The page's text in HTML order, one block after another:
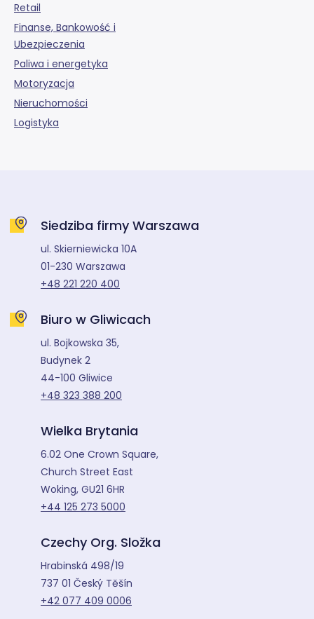
Retail
Finanse, Bankowość i
Ubezpieczenia
Paliwa i energetyka
Motoryzacja
Nieruchomości
Logistyka
Siedziba firmy Warszawa
ul. Skierniewicka 10A
01-230 Warszawa
+48 221 220 400
Biuro w Gliwicach
ul. Bojkowska 35,
Budynek 2
44-100 Gliwice
+48 323 388 200
Wielka Brytania
6.02 One Crown Square,
Church Street East
Woking, GU21 6HR
+44 125 273 5000
Czechy Org. Složka
Hrabinská 498/19
737 01 Český Těšín
+42 077 409 0006